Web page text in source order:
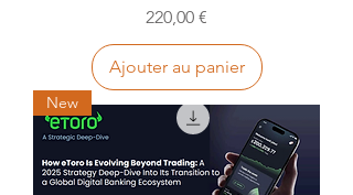
Prix
220,00 €
Ajouter au panier
New